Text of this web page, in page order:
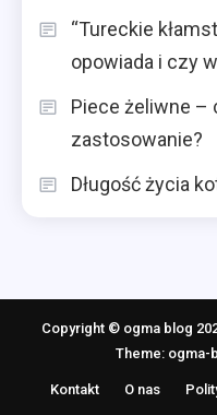
“Tureckie
opowiada i czy
Piece żeliwne –
zastosowanie?
Długość życia
Copyright © ogma blog
Theme: ogma-
Kontakt O nas